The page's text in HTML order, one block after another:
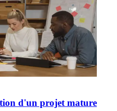
d'un projet mature